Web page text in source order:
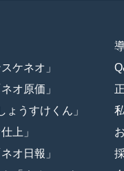
ケネオ」
オ原価」
ょうすけくん」
上」
オ日報」